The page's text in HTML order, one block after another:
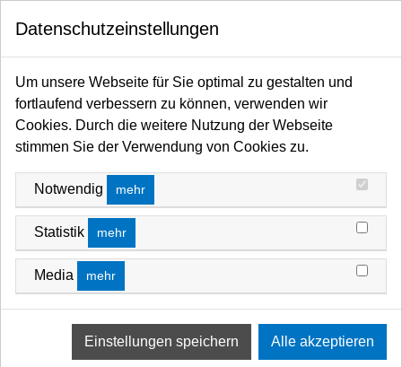
Startseite Kabel / Stecker / Verteiler Kabel
Meterware lose & auf Rollen
Datenschutzeinstellungen
Um unsere Webseite für Sie optimal zu gestalten und
fortlaufend verbessern zu können, verwenden wir
Cookies. Durch die weitere Nutzung der Webseite
stimmen Sie der Verwendung von Cookies zu.
Notwendig mehr
Statistik mehr
Media mehr